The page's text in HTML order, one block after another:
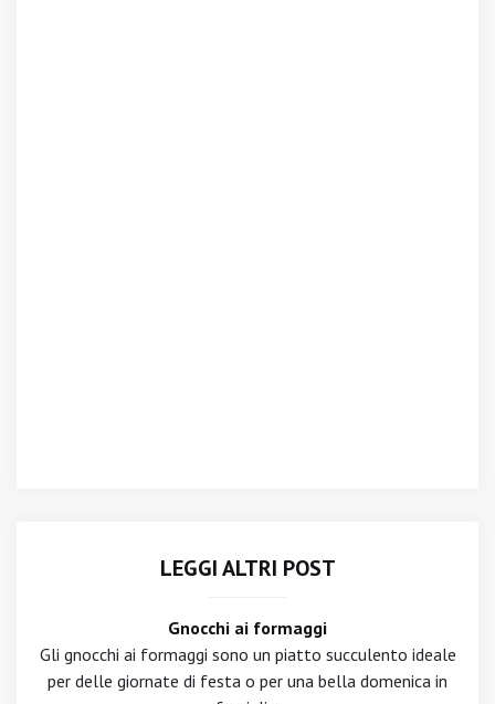
LEGGI ALTRI POST
Gnocchi ai formaggi
Gli gnocchi ai formaggi sono un piatto succulento ideale
per delle giornate di festa o per una bella domenica in